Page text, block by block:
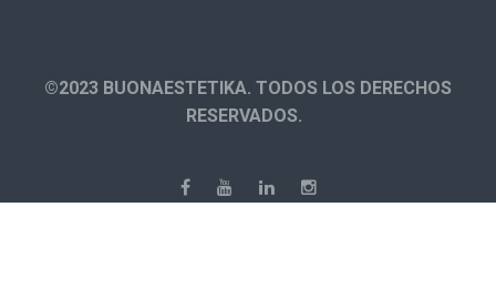
©2023 BUONAESTETIKA. TODOS LOS DERECHOS
RESERVADOS.